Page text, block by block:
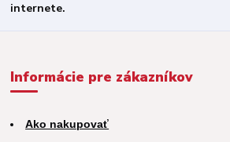
Informácie pre zákazníkov
Ako nakupovať